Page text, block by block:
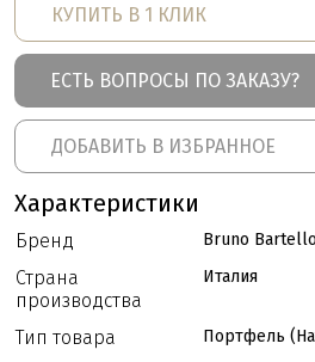
КУПИТЬ В 1 КЛИК
ЕСТЬ ВОПРОСЫ ПО ЗАКАЗУ?
ДОБАВИТЬ В ИЗБРАННОЕ
Характеристики
Бренд Bruno Bartello
Страна
производства
Италия
Тип товара Портфель